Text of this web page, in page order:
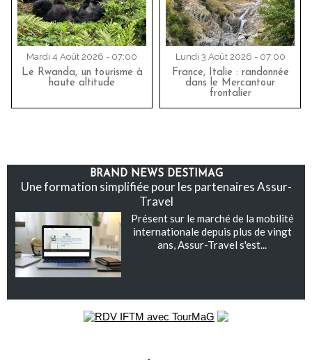
Mardi 4 Août 2026 - 07:00
Le Rwanda, un tourisme à
haute altitude
Lundi 3 Août 2026 - 07:00
France, Italie : randonnée
dans le Mercantour
frontalier
BRAND NEWS DESTIMAG
Une formation simplifiée pour les partenaires Assur-
Travel
Présent sur le marché de la mobilité
internationale depuis plus de vingt
ans, Assur-Travel s'est...